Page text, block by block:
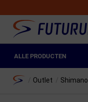
ALLE PRODUCTEN
Fietskleding Heren
Home Outlet Shimano